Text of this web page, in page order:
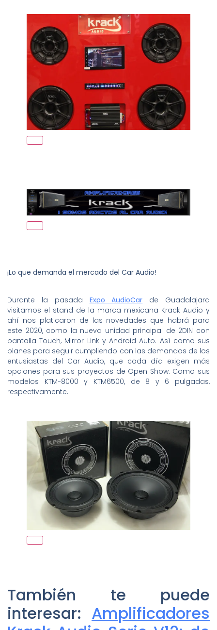
¡Lo que demanda el mercado del Car Audio!
Durante la pasada Expo AudioCar de Guadalajara
visitamos el stand de la marca mexicana Krack Audio y
ahí nos platicaron de las novedades que habrá para
este 2020, como la nueva unidad principal de 2DIN con
pantalla Touch, Mirror Link y Android Auto. Así como sus
planes para seguir cumpliendo con las demandas de los
entusiastas del Car Audio, que cada día exigen más
opciones para sus proyectos de Open Show. Como sus
modelos KTM-8000 y KTM6500, de 8 y 6 pulgadas,
respectivamente.
También te puede
interesar: Amplificadores